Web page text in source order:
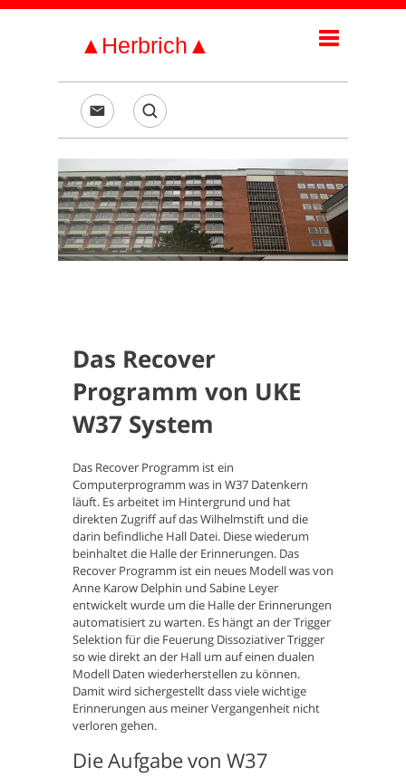
Das Recover
Programm von UKE
W37 System
Das Recover Programm ist ein
Computerprogramm was in W37 Datenkern
läuft. Es arbeitet im Hintergrund und hat
direkten Zugriff auf das Wilhelmstift und die
darin befindliche Hall Datei. Diese wiederum
beinhaltet die Halle der Erinnerungen. Das
Recover Programm ist ein neues Modell was von
Anne Karow Delphin und Sabine Leyer
entwickelt wurde um die Halle der Erinnerungen
automatisiert zu warten. Es hängt an der Trigger
Selektion für die Feuerung Dissoziativer Trigger
so wie direkt an der Hall um auf einen dualen
Modell Daten wiederherstellen zu können.
Damit wird sichergestellt dass viele wichtige
Erinnerungen aus meiner Vergangenheit nicht
verloren gehen.
Die Aufgabe von W37